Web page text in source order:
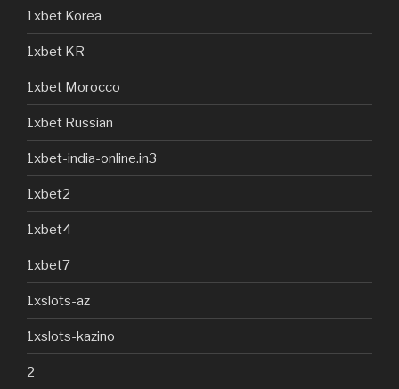
1xbet Korea
1xbet KR
1xbet Morocco
1xbet Russian
1xbet-india-online.in3
1xbet2
1xbet4
1xbet7
1xslots-az
1xslots-kazino
2